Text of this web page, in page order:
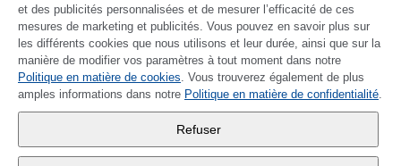
DEUTSCH
Fabrikstrasse 10, 3176 Neuenegg
et des publicités personnalisées et de mesurer l’efficacité de ces
mesures de marketing et publicités. Vous pouvez en savoir plus sur
les différents cookies que nous utilisons et leur durée, ainsi que sur la
manière de modifier vos paramètres à tout moment dans notre
Politique en matière de cookies. Vous trouverez également de plus
amples informations dans notre Politique en matière de confidentialité.
Refuser